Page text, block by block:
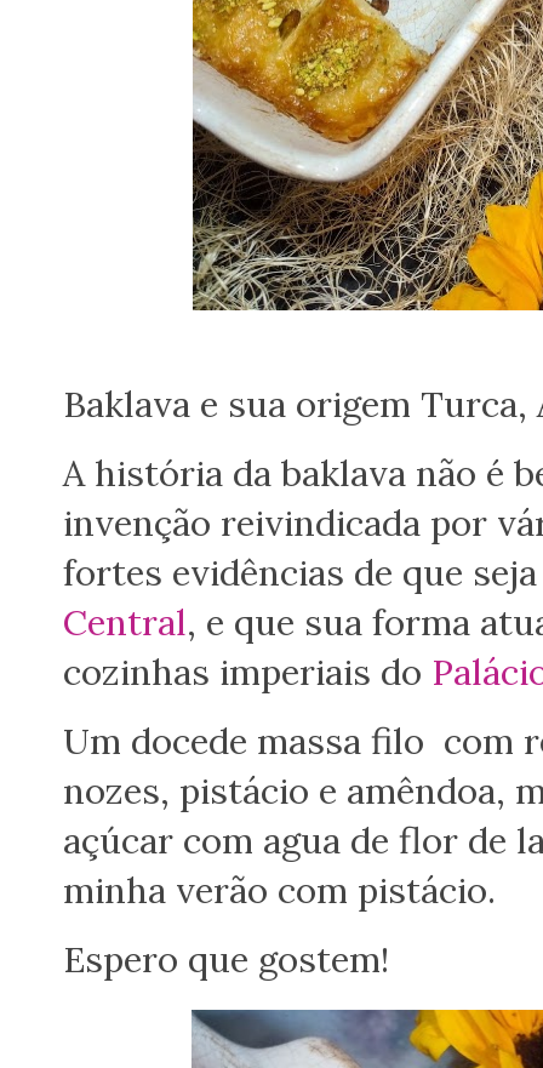
Baklava e sua origem
A história da baklava não é
invenção reivindicada por
fortes evidências de que
Central, e que sua forma
cozinhas imperiais do
Um docede massa filo com
nozes, pistácio e amêndoa,
açúcar com agua de flor de
minha verão com pistácio.
Espero que gostem!